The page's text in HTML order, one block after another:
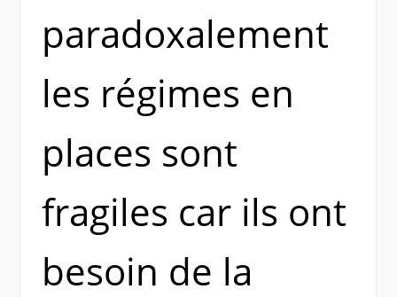
paradoxalement
les régimes en
places sont
fragiles car ils ont
besoin de la